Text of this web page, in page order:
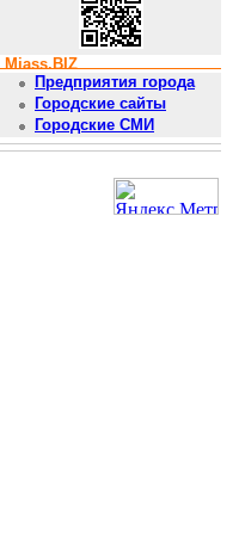
Miass.BIZ
Предприятия города
Городские сайты
Городские СМИ